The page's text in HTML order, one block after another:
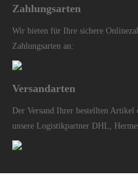
Zahlungsarten
Wir bieten für Ihre sichere
Zahlungsarten an:
Versandarten
Der Versand Ihrer bestellten
unsere Logistikpartner DHL,